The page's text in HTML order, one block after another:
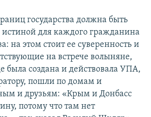
государства должна быть
для каждого гражданина
на этом стоит ее суверенность и
на встрече волыняне,
была создана и действовала УПА,
пошли по домам и
и друзьям: «Крым и Донбасс
потому что там нет